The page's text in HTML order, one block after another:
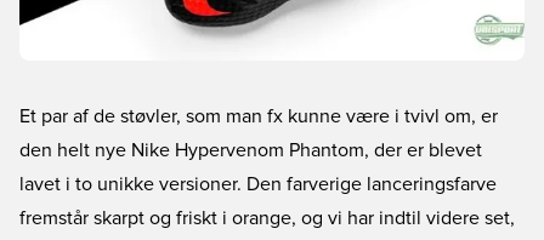
Et par af de støvler, som man fx kunne være i tvivl om, er
den helt nye Nike Hypervenom Phantom, der er blevet
lavet i to unikke versioner. Den farverige lanceringsfarve
fremstår skarpt og friskt i orange, og vi har indtil videre set,